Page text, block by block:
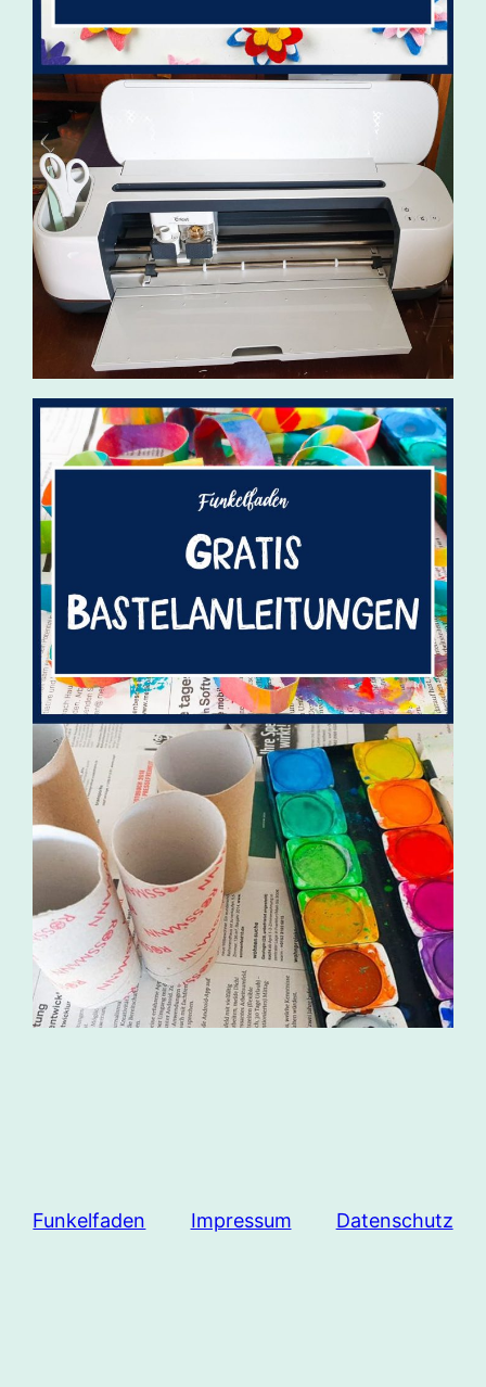
Funkelfaden Impressum Datenschutz